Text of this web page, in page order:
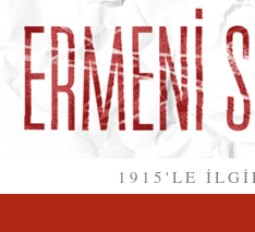
1915'LE